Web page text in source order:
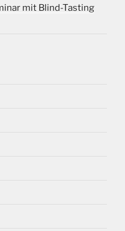
mit Blind-Tasting